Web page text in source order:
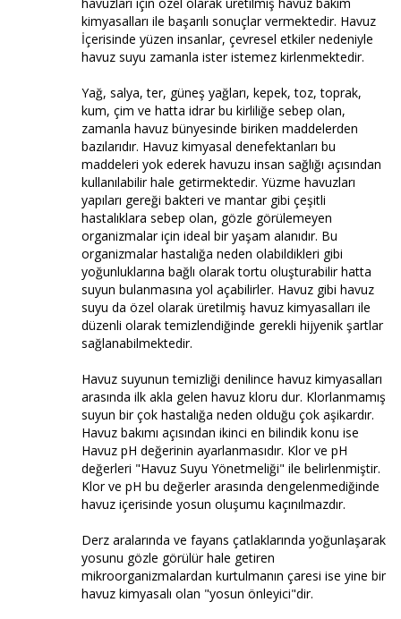
kimyasalları ile başarılı sonuçlar vermektedir. Havuz
İçerisinde yüzen insanlar, çevresel etkiler nedeniyle
havuz suyu zamanla ister istemez kirlenmektedir.
Yağ, salya, ter, güneş yağları, kepek, toz, toprak,
kum, çim ve hatta idrar bu kirliliğe sebep olan,
zamanla havuz bünyesinde biriken maddelerden
bazılarıdır. Havuz kimyasal denefektanları bu
maddeleri yok ederek havuzu insan sağlığı açısından
kullanılabilir hale getirmektedir. Yüzme havuzları
yapıları gereği bakteri ve mantar gibi çeşitli
hastalıklara sebep olan, gözle görülemeyen
organizmalar için ideal bir yaşam alanıdır. Bu
organizmalar hastalığa neden olabildikleri gibi
yoğunluklarına bağlı olarak tortu oluşturabilir hatta
suyun bulanmasına yol açabilirler. Havuz gibi havuz
suyu da özel olarak üretilmiş havuz kimyasalları ile
düzenli olarak temizlendiğinde gerekli hijyenik şartlar
sağlanabilmektedir.
Havuz suyunun temizliği denilince havuz kimyasalları
arasında ilk akla gelen havuz kloru dur. Klorlanmamış
suyun bir çok hastalığa neden olduğu çok aşikardır.
Havuz bakımı açısından ikinci en bilindik konu ise
Havuz pH değerinin ayarlanmasıdır. Klor ve pH
değerleri "Havuz Suyu Yönetmeliği" ile belirlenmiştir.
Klor ve pH bu değerler arasında dengelenmediğinde
havuz içerisinde yosun oluşumu kaçınılmazdır.
Derz aralarında ve fayans çatlaklarında yoğunlaşarak
yosunu gözle görülür hale getiren
mikroorganizmalardan kurtulmanın çaresi ise yine bir
havuz kimyasalı olan "yosun önleyici"dir.